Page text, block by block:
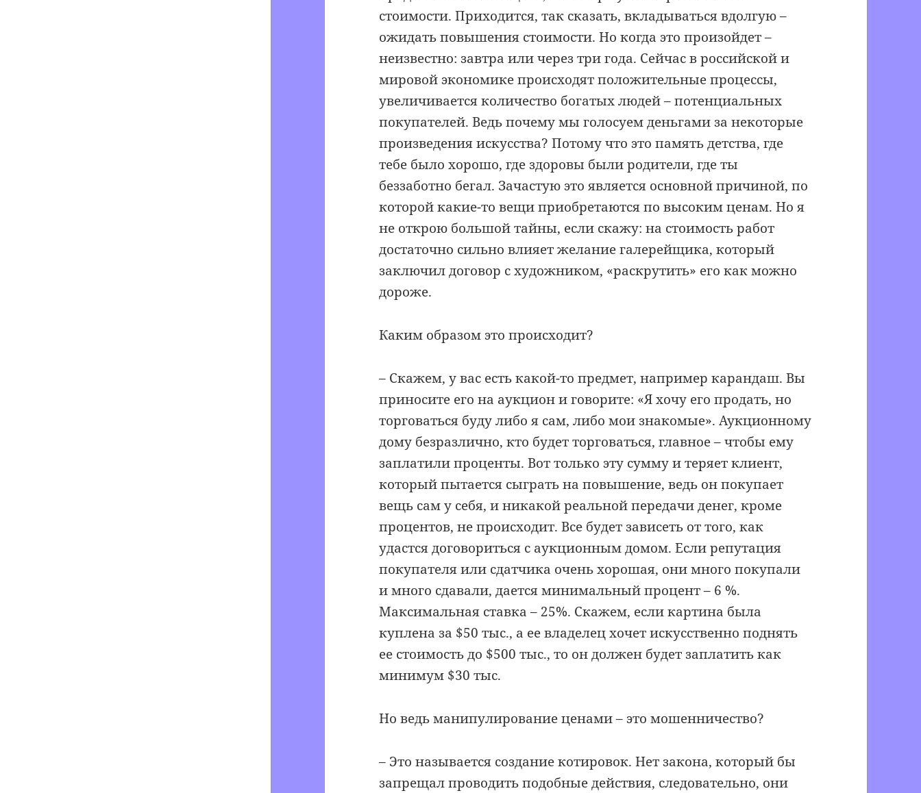
стоимости. Приходится, так сказать, вкладываться вдолгую –
ожидать повышения стоимости. Но когда это произойдет –
неизвестно: завтра или через три года. Сейчас в российской и
мировой экономике происходят положительные процессы,
увеличивается количество богатых людей – потенциальных
покупателей. Ведь почему мы голосуем деньгами за некоторые
произведения искусства? Потому что это память детства, где
тебе было хорошо, где здоровы были родители, где ты
беззаботно бегал. Зачастую это является основной причиной, по
которой какие-то вещи приобретаются по высоким ценам. Но я
не открою большой тайны, если скажу: на стоимость работ
достаточно сильно влияет желание галерейщика, который
заключил договор с художником, «раскрутить» его как можно
дороже.
Каким образом это происходит?
– Скажем, у вас есть какой-то предмет, например карандаш. Вы
приносите его на аукцион и говорите: «Я хочу его продать, но
торговаться буду либо я сам, либо мои знакомые». Аукционному
дому безразлично, кто будет торговаться, главное – чтобы ему
заплатили проценты. Вот только эту сумму и теряет клиент,
который пытается сыграть на повышение, ведь он покупает
вещь сам у себя, и никакой реальной передачи денег, кроме
процентов, не происходит. Все будет зависеть от того, как
удастся договориться с аукционным домом. Если репутация
покупателя или сдатчика очень хорошая, они много покупали
и много сдавали, дается минимальный процент – 6 %.
Максимальная ставка – 25%. Скажем, если картина была
куплена за $50 тыс., а ее владелец хочет искусственно поднять
ее стоимость до $500 тыс., то он должен будет заплатить как
минимум $30 тыс.
Но ведь манипулирование ценами – это мошенничество?
– Это называется создание котировок. Нет закона, который бы
запрещал проводить подобные действия, следовательно, они